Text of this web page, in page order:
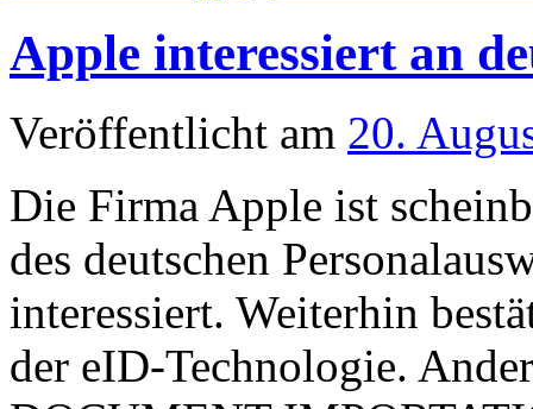
Apple interessiert an
Veröffentlicht am 20.
Die Firma Apple ist
des deutschen
interessiert. Weiterhin
der eID-Technologie.